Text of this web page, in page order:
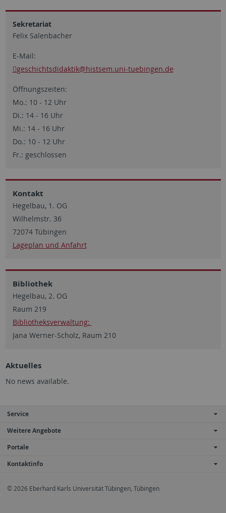
Sekretariat
Felix Salenbacher
E-Mail:
geschichtsdidaktik@histsem.uni-tuebingen.de
Öffnungszeiten:
Mo.: 10 - 12 Uhr
Di.: 14 - 16 Uhr
Mi.: 14 - 16 Uhr
Do.: 10 - 12 Uhr
Fr.: geschlossen
Kontakt
Hegelbau, 1. OG
Wilhelmstr. 36
72074 Tübingen
Lageplan und Anfahrt
Bibliothek
Hegelbau, 2. OG
Raum 219
Bibliotheksverwaltung:
Jana Werner-Scholz, Raum 210
Aktuelles
No news available.
Service
Weitere Angebote
Portale
Kontaktinfo
© 2026 Eberhard Karls Universität Tübingen, Tübingen